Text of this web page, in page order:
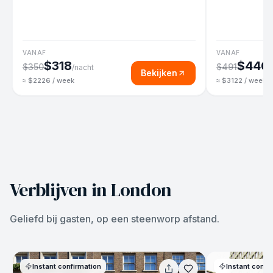
VANAF
$350$318/nacht
≈ $2226 / week
Bekijken
VANAF
$491$446
≈ $3122 / week
Verblijven in London
Geliefd bij gasten, op een steenworp afstand.
Instant confirmation Instant